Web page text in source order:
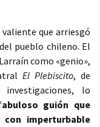
que arriesgó
pueblo chileno. El
como «genio»,
El Plebiscito, de
lo
abuloso guión que
imperturbable